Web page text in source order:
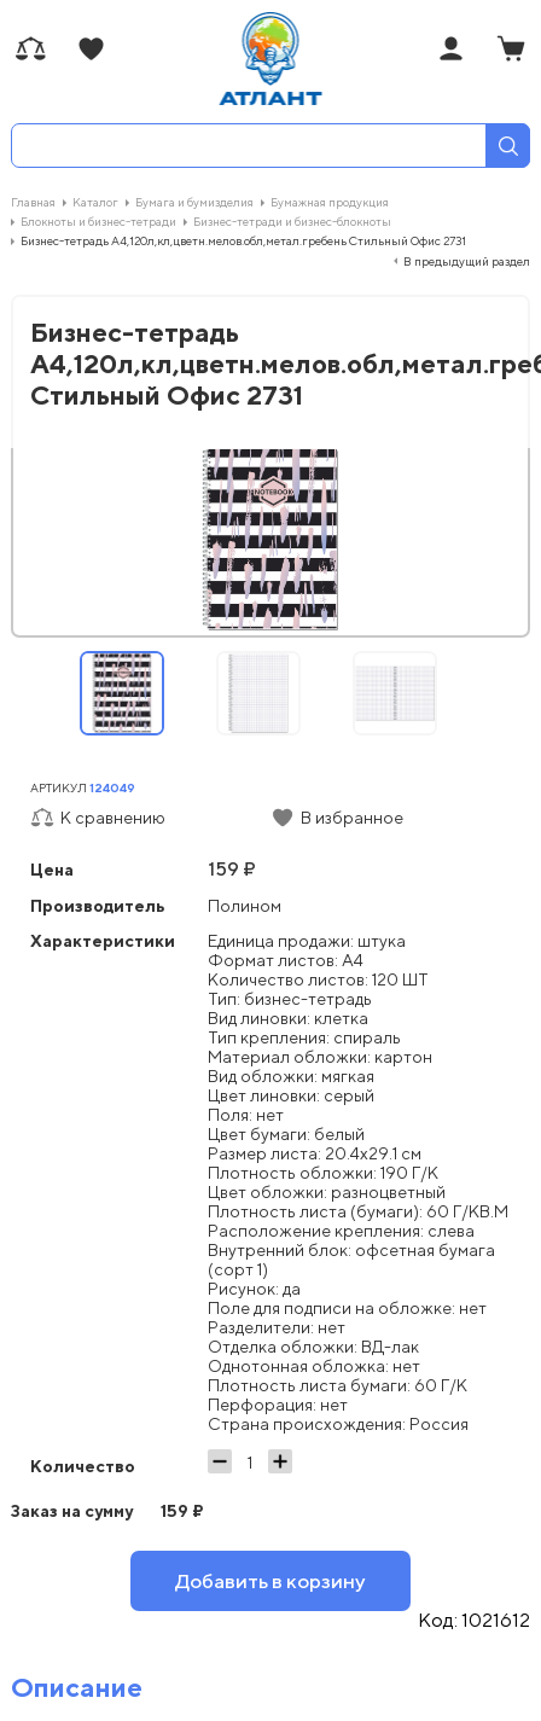
Главная Каталог Бумага и бумизделия
Бумажная продукция
Блокноты и бизнес-тетради
Бизнес-тетради и бизнес-блокноты
Бизнес-тетрадь А4,120л,кл,цветн.мелов.обл,метал.гребень Стильный Офис 2731
В предыдущий раздел
Бизнес-тетрадь
Стильный Офис 2731
Цена 159 ₽
Производитель
Полином
Характеристики
Единица продажи: штука
Формат листов: А4
Количество листов: 120 ШТ
Тип: бизнес-тетрадь
Вид линовки: клетка
Тип крепления: спираль
Материал обложки: картон
Вид обложки: мягкая
Цвет линовки: серый
Поля: нет
Цвет бумаги: белый
Размер листа: 20.4x29.1 см
Плотность обложки: 190 Г/К
Цвет обложки: разноцветный
Плотность листа (бумаги): 60 Г/КВ.М
Расположение крепления: слева
Внутренний блок: офсетная бумага
(сорт 1)
Рисунок: да
Поле для подписи на обложке: нет
Разделители: нет
Отделка обложки: ВД-лак
Однотонная обложка: нет
Плотность листа бумаги: 60 Г/К
Перфорация: нет
Страна происхождения: Россия
Количество
АРТИКУЛ 124049
К сравнению В избранное
Заказ на сумму 159 ₽
Добавить в корзину
Код: 1021612
Описание